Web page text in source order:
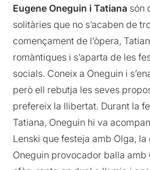
Eugene Oneguin i Tatiana són
solitàries que no s’acaben de
començament de l’òpera,
romàntiques i s’aparta de les
socials. Coneix a Oneguin i
però ell rebutja les seves
prefereix la llibertat. Durant la
Tatiana, Oneguin hi va
Lenski que festeja amb Olga,
Oneguin provocador balla amb